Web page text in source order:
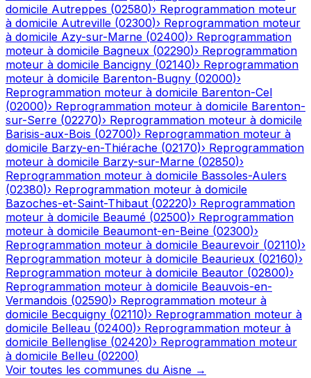
domicile Autreppes (02580)› Reprogrammation moteur
à domicile Autreville (02300)› Reprogrammation moteur
à domicile Azy-sur-Marne (02400)› Reprogrammation
moteur à domicile Bagneux (02290)› Reprogrammation
moteur à domicile Bancigny (02140)› Reprogrammation
moteur à domicile Barenton-Bugny (02000)›
Reprogrammation moteur à domicile Barenton-Cel
(02000)› Reprogrammation moteur à domicile Barenton-
sur-Serre (02270)› Reprogrammation moteur à domicile
Barisis-aux-Bois (02700)› Reprogrammation moteur à
domicile Barzy-en-Thiérache (02170)› Reprogrammation
moteur à domicile Barzy-sur-Marne (02850)›
Reprogrammation moteur à domicile Bassoles-Aulers
(02380)› Reprogrammation moteur à domicile
Bazoches-et-Saint-Thibaut (02220)› Reprogrammation
moteur à domicile Beaumé (02500)› Reprogrammation
moteur à domicile Beaumont-en-Beine (02300)›
Reprogrammation moteur à domicile Beaurevoir (02110)›
Reprogrammation moteur à domicile Beaurieux (02160)›
Reprogrammation moteur à domicile Beautor (02800)›
Reprogrammation moteur à domicile Beauvois-en-
Vermandois (02590)› Reprogrammation moteur à
domicile Becquigny (02110)› Reprogrammation moteur à
domicile Belleau (02400)› Reprogrammation moteur à
domicile Bellenglise (02420)› Reprogrammation moteur
à domicile Belleu (02200)
Voir toutes les communes du Aisne →